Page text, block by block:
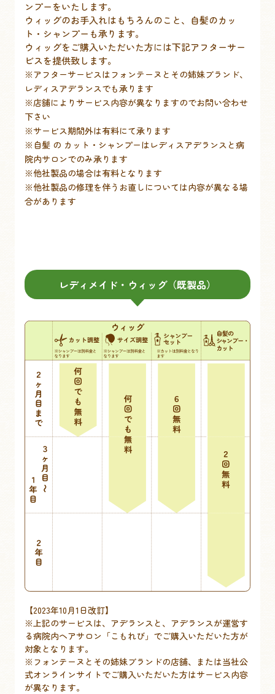
ンプーをいたします。
ウィッグのお手入れはもちろんのこと、自髪のカッ
ト・シャンプーも承ります。
ウィッグをご購入いただいた方には下記アフターサー
ビスを提供致します。
※アフターサービスはフォンテーヌとその姉妹ブランド、
レディスアデランスでも承ります
※店舗によりサービス内容が異なりますのでお問い合わせ
下さい
※サービス期間外は有料にて承ります
※自髪 の カット・シャンプーはレディスアデランスと病
院内サロンでのみ承ります
※他社製品の場合は有料となります
※他社製品の修理を伴うお直しについては内容が異なる場
合があります
レディメイド・ウィッグ（既製品）
【2023年10月1日改訂】
※上記のサービスは、アデランスと、アデランスが運営す
る病院内ヘアサロン「こもれび」でご購入いただいた方が
対象となります。
※フォンテーヌとその姉妹ブランドの店舗、または当社公
式オンラインサイトでご購入いただいた方はサービス内容
が異なります。